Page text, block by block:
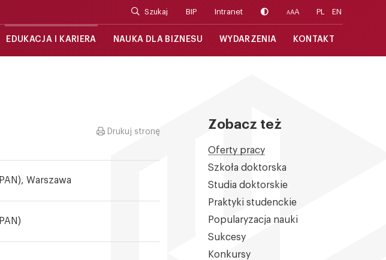
Szukaj BIP Intranet AAA PL EN
EDUKACJA I KARIERA NAUKA DLA BIZNESU WYDARZENIA KONTAKT
Drukuj stronę
Warszawa
Zobacz też
Oferty pracy
Szkoła doktorska
Studia doktorskie
Praktyki studenckie
Popularyzacja nauki
Sukcesy
Konkursy